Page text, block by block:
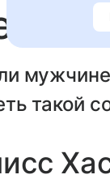
такой